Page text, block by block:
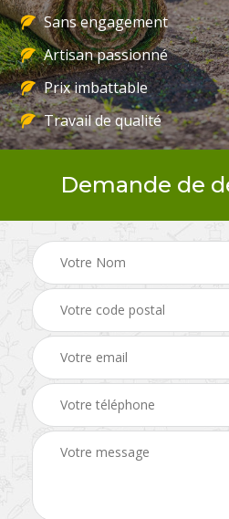
Sans engagement
Artisan passionné
Prix imbattable
Travail de qualité
Demande de